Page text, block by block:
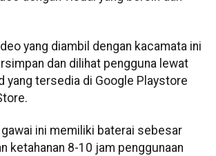
yang diambil dengan kacamata ini
dan dilihat pengguna lewat
yang tersedia di Google Playstore
gawai ini memiliki baterai sebesar
ketahanan 8-10 jam penggunaan